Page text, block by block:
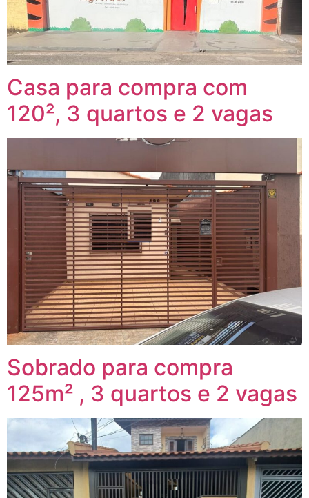
Casa para compra com
120², 3 quartos e 2 vagas
Sobrado para compra
125m² , 3 quartos e 2 vagas